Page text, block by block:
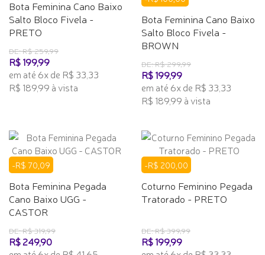
Bota Feminina Cano Baixo
Salto Bloco Fivela -
PRETO
DE: R$ 259,99
R$ 199,99
em até 6x de R$ 33,33
R$ 189,99 à vista
Bota Feminina Cano Baixo
Salto Bloco Fivela -
BROWN
DE: R$ 299,99
R$ 199,99
em até 6x de R$ 33,33
R$ 189,99 à vista
-R$ 70,09
Bota Feminina Pegada
Cano Baixo UGG -
CASTOR
DE: R$ 319,99
R$ 249,90
-R$ 200,00
Coturno Feminino Pegada
Tratorado - PRETO
DE: R$ 399,99
R$ 199,99